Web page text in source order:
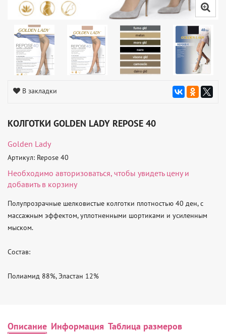
В закладки
КОЛГОТКИ GOLDEN LADY REPOSE 40
Golden Lady
Артикул: Repose 40
Необходимо авторизоваться, чтобы увидеть цену и
добавить в корзину
Полупрозрачные шелковистые колготки плотностью 40 ден, с
массажным эффектом, уплотненными шортиками и усиленным
мыском.
Состав:
Полиамид 88%, Эластан 12%
Описание Информация Таблица размеров